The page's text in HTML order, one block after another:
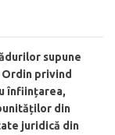
supune
privind
înființarea,
din
juridică din